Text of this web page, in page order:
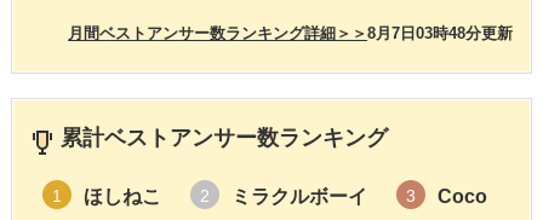
8月7日03時48分更新
月間ベストアンサー数ランキング詳細＞＞
累計ベストアンサー数ランキング
1 ほしねこ 2 ミラクルボーイ 3 Coco